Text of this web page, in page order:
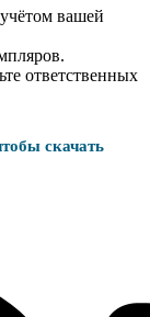
вашей
ответственных
скачать